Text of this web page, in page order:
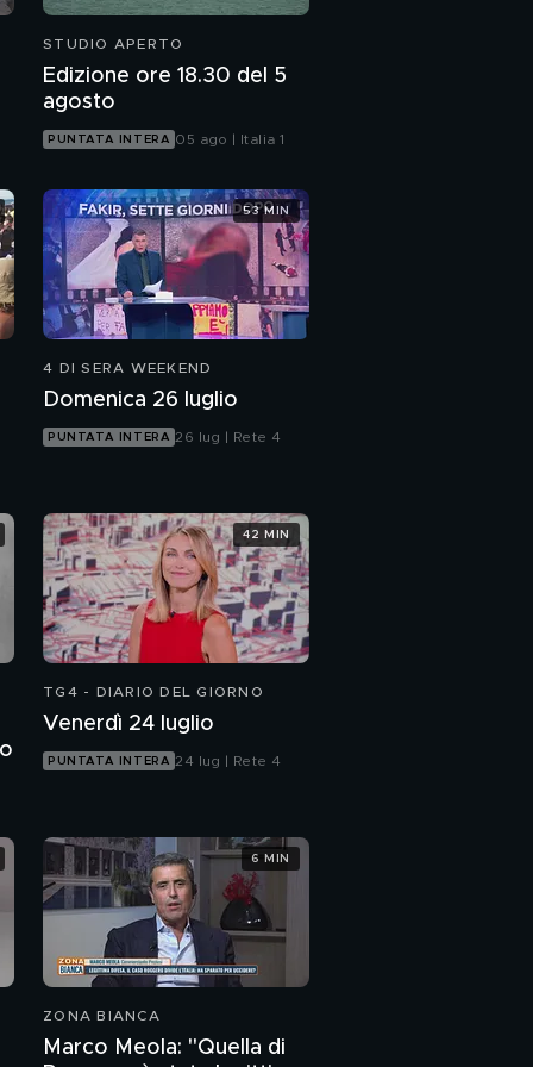
Silvio Berlusconi
saluto di Antonio
Le parole di Piero
Sansonetti per Silvio
Berlusconi
Silvio Berlusconi e il
rapporto con i suoi
nipoti
ricordo di Silvio
Le reazioni dei leader
internazionali alla
morte di Silvio
Berlusconi
Massimo Martinelli e il
ricordo di Silvio
comune
Stretto
Carlo Bonomi e il
ricordo di Silvio
Berlusconi
Tommaso Cerno
ricorda Silvio
La storia giudiziaria di
STUDIO APERTO
Edizione ore 18.30 del 5
agosto
PUNTATA INTERA 05 ago | Italia 1
4 DI SERA WEEKEND
Domenica 26 luglio
PUNTATA INTERA 26 lug | Rete 4
53 MIN
TG4 - DIARIO DEL GIORNO
Venerdì 24 luglio
PUNTATA INTERA 24 lug | Rete 4
42 MIN
ZONA BIANCA
Marco Meola: "Quella di
6 MIN